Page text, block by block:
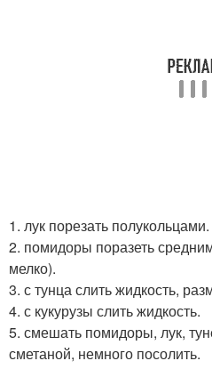
1. лук порезать полукольцами.
2. помидоры поразеть
мелко).
3. с тунца слить жидкость,
4. с кукурузы слить жидкость.
5. смешать помидоры, лук,
сметаной, немного посолить.